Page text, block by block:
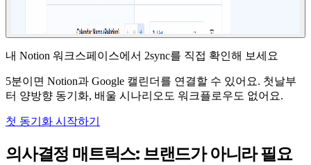
내 Notion 워크스페이스에서 2sync를 직접 확인해 보세요
5분이면 Notion과 Google 캘린더를 연결할 수 있어요. 첫날부
터 양방향 동기화, 배울 시나리오도 워크플로우도 없어요.
첫 동기화 시작하기
의사결정 매트릭스: 브랜드가 아니라 필요